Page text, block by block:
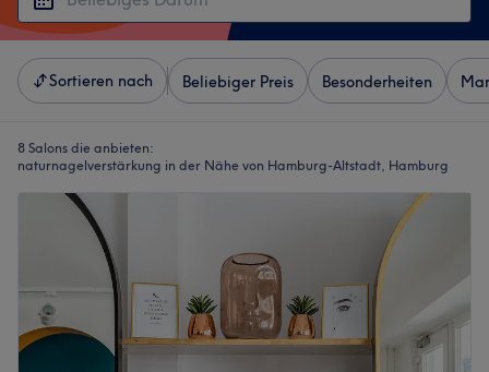
Sortieren nach Beliebiger Preis Besonderheiten
8 Salons die anbieten:
naturnagelverstärkung in der Nähe von Hamburg-Altstadt, Hamburg